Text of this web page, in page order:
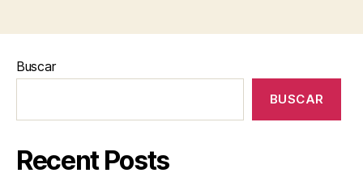
Buscar
BUSCAR
Recent Posts